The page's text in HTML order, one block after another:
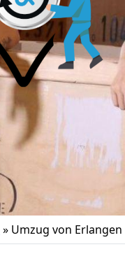
» Umzug von